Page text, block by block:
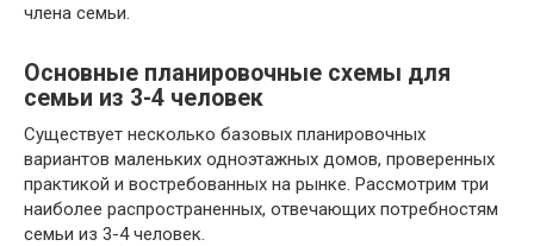
члена семьи.
Основные планировочные схемы для
семьи из 3-4 человек
Существует несколько базовых планировочных
вариантов маленьких одноэтажных домов, проверенных
практикой и востребованных на рынке. Рассмотрим три
наиболее распространенных, отвечающих потребностям
семьи из 3-4 человек.